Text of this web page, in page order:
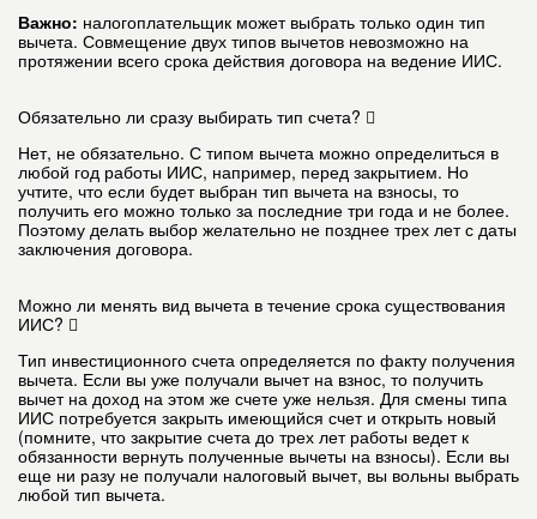
Важно: налогоплательщик может выбрать только один тип
вычета. Совмещение двух типов вычетов невозможно на
протяжении всего срока действия договора на ведение ИИС.
Обязательно ли сразу выбирать тип счета?
Нет, не обязательно. С типом вычета можно определиться в
любой год работы ИИС, например, перед закрытием. Но
учтите, что если будет выбран тип вычета на взносы, то
получить его можно только за последние три года и не более.
Поэтому делать выбор желательно не позднее трех лет с даты
заключения договора.
Можно ли менять вид вычета в течение срока существования
ИИС?
Тип инвестиционного счета определяется по факту получения
вычета. Если вы уже получали вычет на взнос, то получить
вычет на доход на этом же счете уже нельзя. Для смены типа
ИИС потребуется закрыть имеющийся счет и открыть новый
(помните, что закрытие счета до трех лет работы ведет к
обязанности вернуть полученные вычеты на взносы). Если вы
еще ни разу не получали налоговый вычет, вы вольны выбрать
любой тип вычета.